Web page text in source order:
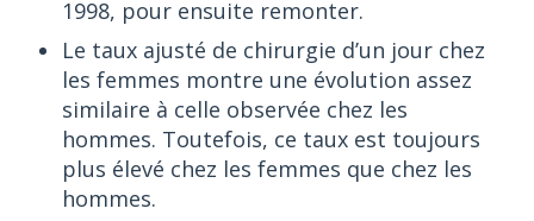
1998, pour ensuite remonter.
Le taux ajusté de chirurgie d’un jour chez
les femmes montre une évolution assez
similaire à celle observée chez les
hommes. Toutefois, ce taux est toujours
plus élevé chez les femmes que chez les
hommes.